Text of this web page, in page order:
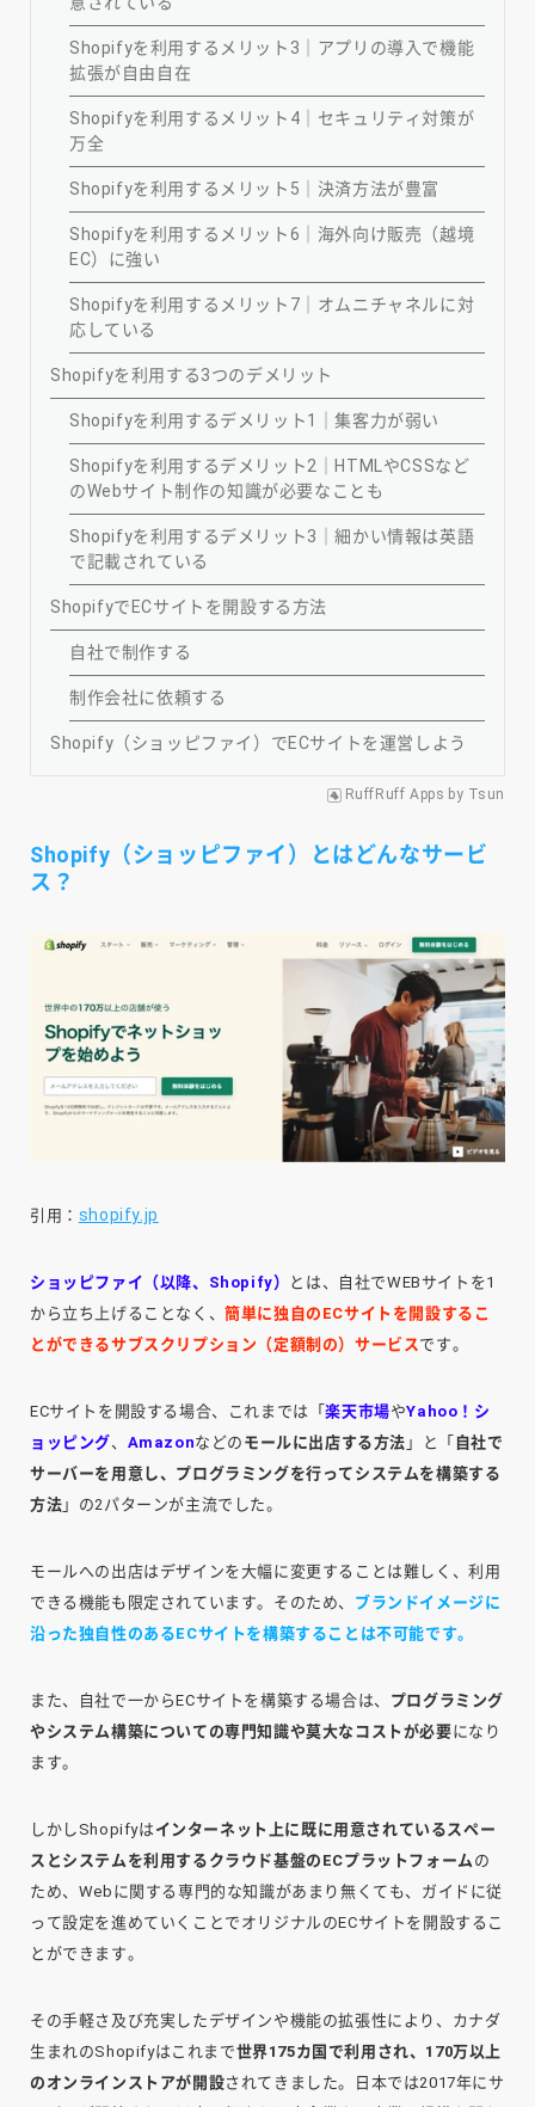
Shopifyを利用するメリット3｜アプリの導入で機能
拡張が自由自在
Shopifyを利用するメリット4｜セキュリティ対策が
万全
Shopifyを利用するメリット5｜決済方法が豊富
Shopifyを利用するメリット6｜海外向け販売（越境
EC）に強い
Shopifyを利用するメリット7｜オムニチャネルに対
応している
Shopifyを利用する3つのデメリット
Shopifyを利用するデメリット1｜集客力が弱い
Shopifyを利用するデメリット2｜HTMLやCSSなど
のWebサイト制作の知識が必要なことも
Shopifyを利用するデメリット3｜細かい情報は英語
で記載されている
ShopifyでECサイトを開設する方法
自社で制作する
制作会社に依頼する
Shopify（ショッピファイ）でECサイトを運営しよう
RuffRuff Apps by Tsun
Shopify（ショッピファイ）とはどんなサービ
ス？
引用： shopify.jp
ショッピファイ（以降、Shopify）
とは、自社でWEBサイトを1
から立ち上げることなく、簡単に独自のECサイトを開設するこ
とができるサブスクリプション（定額制の）サービスです。
ECサイトを開設する場合、これまでは「楽天市場やYahoo！シ
ョッピング、 Amazonなどの モールに出店する方法 」と「 自社で
サーバーを用意し、プログラミングを行ってシステムを構築する
方法 」の2パターンが主流でした。
モールへの出店はデザインを大幅に変更することは難しく、利用
できる機能も限定されています。そのため、 ブランドイメージに
沿った独自性のあるECサイトを構築することは不可能です。
また、自社で一からECサイトを構築する場合は、 プログラミング
やシステム構築についての専門知識や莫大なコストが必要になり
ます。
しかしShopifyはインターネット上に既に用意されているスペー
スとシステムを利用するクラウド基盤のECプラットフォーム の
ため、Webに関する専門的な知識があまり無くても、ガイドに従
って設定を進めていくことでオリジナルのECサイトを開設するこ
とができます。
その手軽さ及び充実したデザインや機能の拡張性により、カナダ
生まれのShopifyはこれまで世界175カ国で利用され、170万以上
のオンラインストアが開設されてきました。日本では2017年にサ